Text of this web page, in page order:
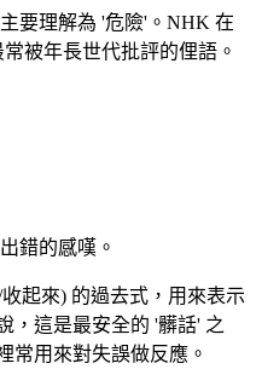
要理解為 '危險'。NHK 在
被年長世代批評的俚語。
錯的感嘆。
起來) 的過去式，用來表示
，這是最安全的 '髒話' 之
常用來對失誤做反應。